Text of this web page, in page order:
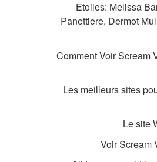
Etoiles: Melissa
Panettiere, Dermot
Comment Voir Scream
Les meilleurs sites
Le site
Voir Scream